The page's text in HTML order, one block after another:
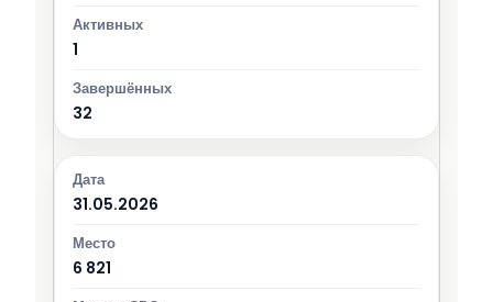
1
32
31.05.2026
6 821